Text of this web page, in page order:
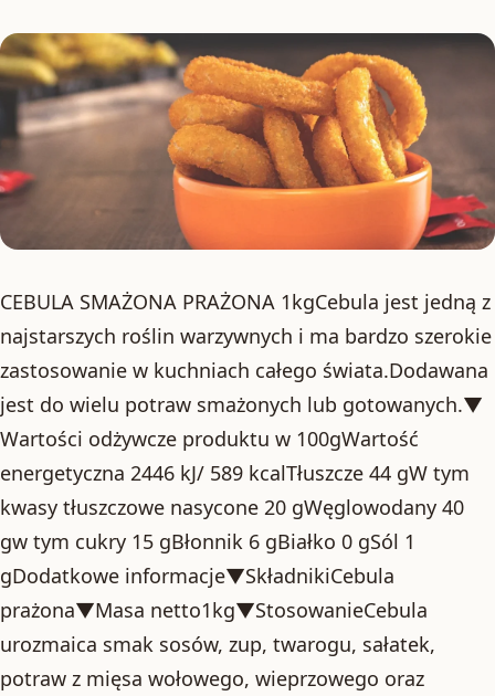
CEBULA SMAŻONA PRAŻONA 1kgCebula jest jedną z
najstarszych roślin warzywnych i ma bardzo szerokie
zastosowanie w kuchniach całego świata.Dodawana
jest do wielu potraw smażonych lub gotowanych.▼
Wartości odżywcze produktu w 100gWartość
energetyczna 2446 kJ/ 589 kcalTłuszcze 44 gW tym
kwasy tłuszczowe nasycone 20 gWęglowodany 40
gw tym cukry 15 gBłonnik 6 gBiałko 0 gSól 1
gDodatkowe informacje▼SkładnikiCebula
prażona▼Masa netto1kg▼StosowanieCebula
urozmaica smak sosów, zup, twarogu, sałatek,
potraw z mięsa wołowego, wieprzowego oraz